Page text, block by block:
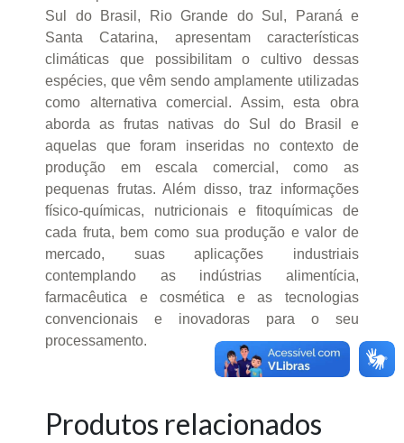
Sul do Brasil, Rio Grande do Sul, Paraná e
Santa Catarina, apresentam características
climáticas que possibilitam o cultivo dessas
espécies, que vêm sendo amplamente utilizadas
como alternativa comercial. Assim, esta obra
aborda as frutas nativas do Sul do Brasil e
aquelas que foram inseridas no contexto de
produção em escala comercial, como as
pequenas frutas. Além disso, traz informações
físico-químicas, nutricionais e fitoquímicas de
cada fruta, bem como sua produção e valor de
mercado, suas aplicações industriais
contemplando as indústrias alimentícia,
farmacêutica e cosmética e as tecnologias
convencionais e inovadoras para o seu
processamento.
Produtos relacionados